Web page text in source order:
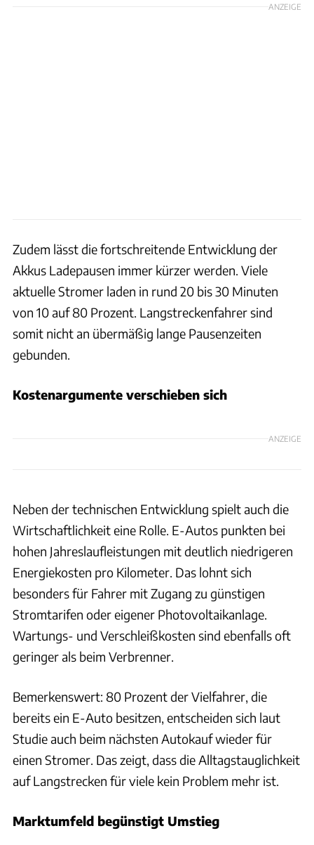
ANZEIGE
Zudem lässt die fortschreitende Entwicklung der
Akkus Ladepausen immer kürzer werden. Viele
aktuelle Stromer laden in rund 20 bis 30 Minuten
von 10 auf 80 Prozent. Langstreckenfahrer sind
somit nicht an übermäßig lange Pausenzeiten
gebunden.
Kostenargumente verschieben sich
ANZEIGE
Neben der technischen Entwicklung spielt auch die
Wirtschaftlichkeit eine Rolle. E-Autos punkten bei
hohen Jahreslaufleistungen mit deutlich niedrigeren
Energiekosten pro Kilometer. Das lohnt sich
besonders für Fahrer mit Zugang zu günstigen
Stromtarifen oder eigener Photovoltaikanlage.
Wartungs- und Verschleißkosten sind ebenfalls oft
geringer als beim Verbrenner.
Bemerkenswert: 80 Prozent der Vielfahrer, die
bereits ein E-Auto besitzen, entscheiden sich laut
Studie auch beim nächsten Autokauf wieder für
einen Stromer. Das zeigt, dass die Alltagstauglichkeit
auf Langstrecken für viele kein Problem mehr ist.
Marktumfeld begünstigt Umstieg